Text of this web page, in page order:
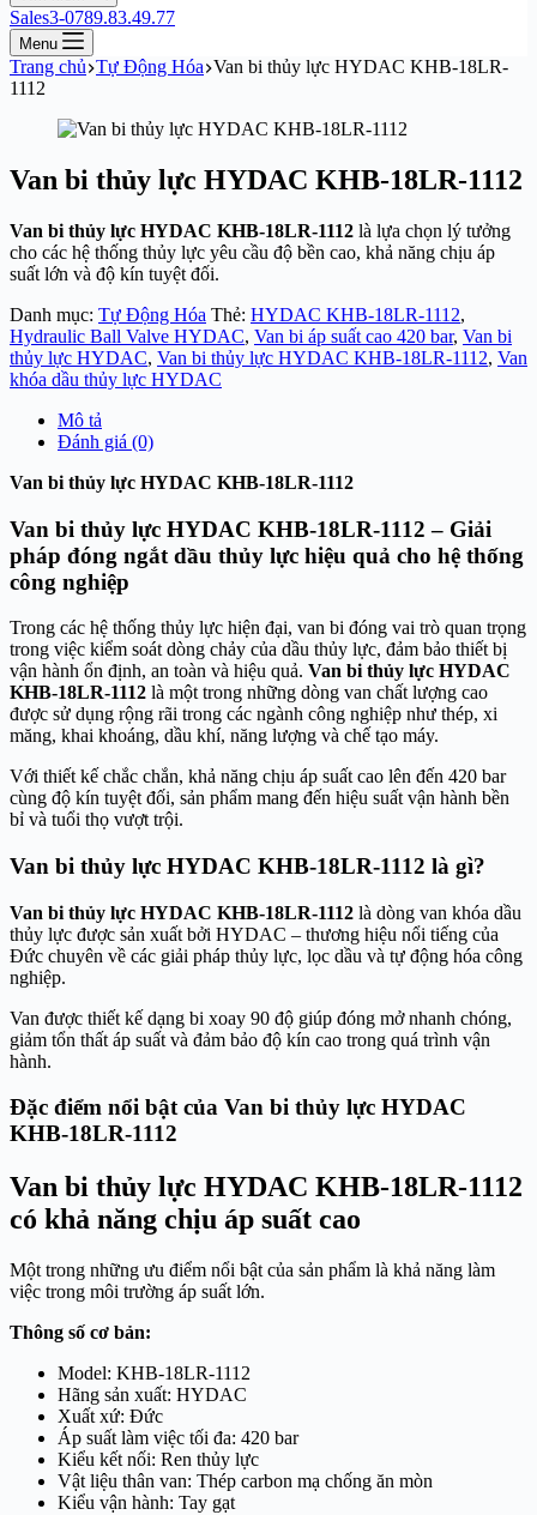
Sales3-0789.83.49.77
Menu
Trang chủ Tự Động Hóa Van bi thủy lực HYDAC KHB-18LR-
1112
Van bi thủy lực HYDAC KHB-18LR-1112
Van bi thủy lực HYDAC KHB-18LR-1112 là lựa chọn lý tưởng
cho các hệ thống thủy lực yêu cầu độ bền cao, khả năng chịu áp
suất lớn và độ kín tuyệt đối.
Danh mục: Tự Động Hóa Thẻ: HYDAC KHB-18LR-1112,
Hydraulic Ball Valve HYDAC, Van bi áp suất cao 420 bar, Van bi
thủy lực HYDAC, Van bi thủy lực HYDAC KHB-18LR-1112, Van
khóa dầu thủy lực HYDAC
Mô tả
Đánh giá (0)
Van bi thủy lực HYDAC KHB-18LR-1112
Van bi thủy lực HYDAC KHB-18LR-1112 – Giải
pháp đóng ngắt dầu thủy lực hiệu quả cho hệ thống
công nghiệp
Trong các hệ thống thủy lực hiện đại, van bi đóng vai trò quan trọng
trong việc kiểm soát dòng chảy của dầu thủy lực, đảm bảo thiết bị
vận hành ổn định, an toàn và hiệu quả. Van bi thủy lực HYDAC
KHB-18LR-1112 là một trong những dòng van chất lượng cao
được sử dụng rộng rãi trong các ngành công nghiệp như thép, xi
măng, khai khoáng, dầu khí, năng lượng và chế tạo máy.
Với thiết kế chắc chắn, khả năng chịu áp suất cao lên đến 420 bar
cùng độ kín tuyệt đối, sản phẩm mang đến hiệu suất vận hành bền
bỉ và tuổi thọ vượt trội.
Van bi thủy lực HYDAC KHB-18LR-1112 là gì?
Van bi thủy lực HYDAC KHB-18LR-1112 là dòng van khóa dầu
thủy lực được sản xuất bởi HYDAC – thương hiệu nổi tiếng của
Đức chuyên về các giải pháp thủy lực, lọc dầu và tự động hóa công
nghiệp.
Van được thiết kế dạng bi xoay 90 độ giúp đóng mở nhanh chóng,
giảm tổn thất áp suất và đảm bảo độ kín cao trong quá trình vận
hành.
Đặc điểm nổi bật của Van bi thủy lực HYDAC
KHB-18LR-1112
Van bi thủy lực HYDAC KHB-18LR-1112
có khả năng chịu áp suất cao
Một trong những ưu điểm nổi bật của sản phẩm là khả năng làm
việc trong môi trường áp suất lớn.
Thông số cơ bản:
Model: KHB-18LR-1112
Hãng sản xuất: HYDAC
Xuất xứ: Đức
Áp suất làm việc tối đa: 420 bar
Kiểu kết nối: Ren thủy lực
Vật liệu thân van: Thép carbon mạ chống ăn mòn
Kiểu vận hành: Tay gạt